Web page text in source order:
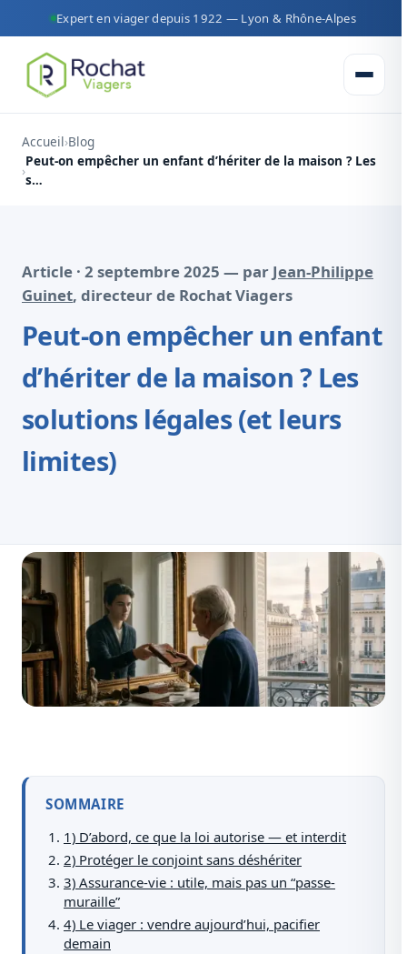
Expert en viager depuis 1922 — Lyon & Rhône-Alpes
Ouvrir
Accueil Blog
Peut-on empêcher un enfant d’hériter de la maison ? Les
s…
Article · 2 septembre 2025 — par Jean-Philippe
Guinet, directeur de Rochat Viagers
Peut-on empêcher un enfant
d’hériter de la maison ? Les
solutions légales (et leurs
limites)
SOMMAIRE
1) D’abord, ce que la loi autorise — et interdit
2) Protéger le conjoint sans déshériter
3) Assurance-vie : utile, mais pas un “passe-
muraille”
4) Le viager : vendre aujourd’hui, pacifier
demain